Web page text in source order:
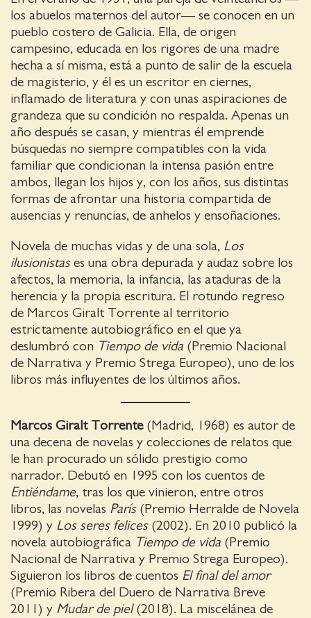
los abuelos maternos del autor— se conocen en un
pueblo costero de Galicia. Ella, de origen
campesino, educada en los rigores de una madre
hecha a sí misma, está a punto de salir de la escuela
de magisterio, y él es un escritor en ciernes,
inflamado de literatura y con unas aspiraciones de
grandeza que su condición no respalda. Apenas un
año después se casan, y mientras él emprende
búsquedas no siempre compatibles con la vida
familiar que condicionan la intensa pasión entre
ambos, llegan los hijos y, con los años, sus distintas
formas de afrontar una historia compartida de
ausencias y renuncias, de anhelos y ensoñaciones.
Novela de muchas vidas y de una sola, Los
ilusionistases una obra depurada y audaz sobre los
afectos, la memoria, la infancia, las ataduras de la
herencia y la propia escritura. El rotundo regreso
de Marcos Giralt Torrente al territorio
estrictamente autobiográfico en el que ya
deslumbró con Tiempo de vida (Premio Nacional
de Narrativa y Premio Strega Europeo), uno de los
libros más influyentes de los últimos años.
Marcos Giralt Torrente(Madrid, 1968) es autor de
una decena de novelas y colecciones de relatos que
le han procurado un sólido prestigio como
narrador. Debutó en 1995 con los cuentos de
Entiéndame, tras los que vinieron, entre otros
libros, las novelas París (Premio Herralde de Novela
1999) y Los seres felices(2002). En 2010 publicó la
novela autobiográfica Tiempo de vida (Premio
Nacional de Narrativa y Premio Strega Europeo).
Siguieron los libros de cuentos El final del amor
(Premio Ribera del Duero de Narrativa Breve
2011) y Mudar de piel(2018). La miscelánea de